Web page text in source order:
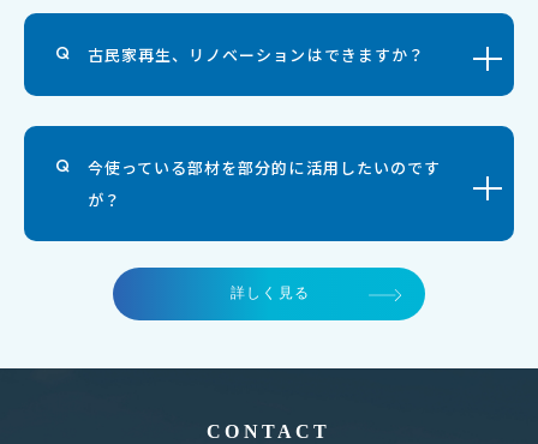
古民家再生、リノベーションはできますか？
今使っている部材を部分的に活用したいのです
が？
詳しく見る
CONTACT